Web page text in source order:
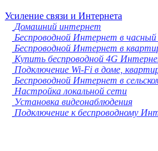
Усиление связи и Интернета
Домашний интернет
Беспроводной Интернет в
Беспроводной Интернет в
Купить беспроводной 4G
Подключение Wi-Fi в доме,
Беспроводной Интернет в
Настройка локальной сети
Установка видеонаблюдения
Подключение к беспроводному